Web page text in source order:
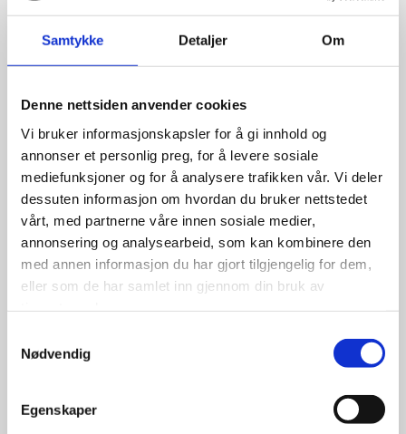
Samtykke Detaljer Om
Denne nettsiden anvender cookies
Vi bruker informasjonskapsler for å gi innhold og
annonser et personlig preg, for å levere sosiale
mediefunksjoner og for å analysere trafikken vår. Vi deler
dessuten informasjon om hvordan du bruker nettstedet
vårt, med partnerne våre innen sosiale medier,
annonsering og analysearbeid, som kan kombinere den
med annen informasjon du har gjort tilgjengelig for dem,
eller som de har samlet inn gjennom din bruk av
Nødvendig
Egenskaper
Relaterte produkter
Nokian Hakkapeliitta 10